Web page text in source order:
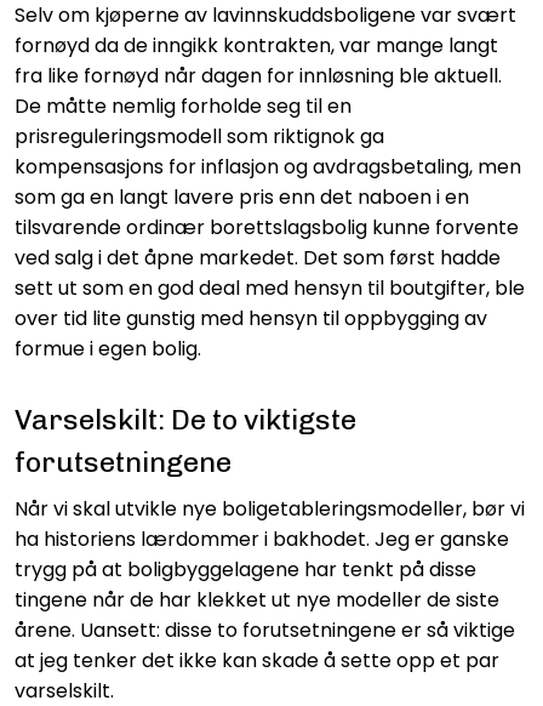
Selv om kjøperne av lavinnskuddsboligene var svært
fornøyd da de inngikk kontrakten, var mange langt
fra like fornøyd når dagen for innløsning ble aktuell.
De måtte nemlig forholde seg til en
prisreguleringsmodell som riktignok ga
kompensasjons for inflasjon og avdragsbetaling, men
som ga en langt lavere pris enn det naboen i en
tilsvarende ordinær borettslagsbolig kunne forvente
ved salg i det åpne markedet. Det som først hadde
sett ut som en god deal med hensyn til boutgifter, ble
over tid lite gunstig med hensyn til oppbygging av
formue i egen bolig.
Varselskilt: De to viktigste
forutsetningene
Når vi skal utvikle nye boligetableringsmodeller, bør vi
ha historiens lærdommer i bakhodet. Jeg er ganske
trygg på at boligbyggelagene har tenkt på disse
tingene når de har klekket ut nye modeller de siste
årene. Uansett: disse to forutsetningene er så viktige
at jeg tenker det ikke kan skade å sette opp et par
varselskilt.